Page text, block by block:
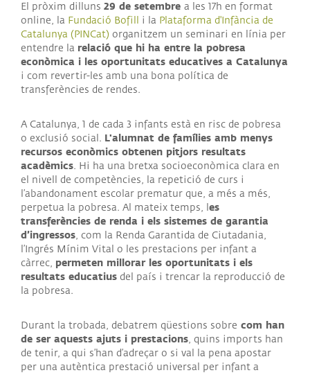
El pròxim dilluns 29 de setembre a les 17h en format
online, la Fundació Bofill i la Plataforma d'Infància de
Catalunya (PINCat) organitzem un seminari en línia per
entendre la relació que hi ha entre la pobresa
econòmica i les oportunitats educatives a Catalunya
i com revertir-les amb una bona política de
transferències de rendes.
A Catalunya, 1 de cada 3 infants està en risc de pobresa
o exclusió social. L'alumnat de famílies amb menys
recursos econòmics obtenen pitjors resultats
acadèmics. Hi ha una bretxa socioeconòmica clara en
el nivell de competències, la repetició de curs i
l’abandonament escolar prematur que, a més a més,
perpetua la pobresa. Al mateix temps, l es
transferències de renda i els sistemes de garantia
d’ingressos, com la Renda Garantida de Ciutadania,
l’Ingrés Mínim Vital o les prestacions per infant a
càrrec, permeten millorar les oportunitats i els
resultats educatius del país i trencar la reproducció de
la pobresa.
Durant la trobada, debatrem qüestions sobre com han
de ser aquests ajuts i prestacions, quins imports han
de tenir, a qui s’han d’adreçar o si val la pena apostar
per una autèntica prestació universal per infant a